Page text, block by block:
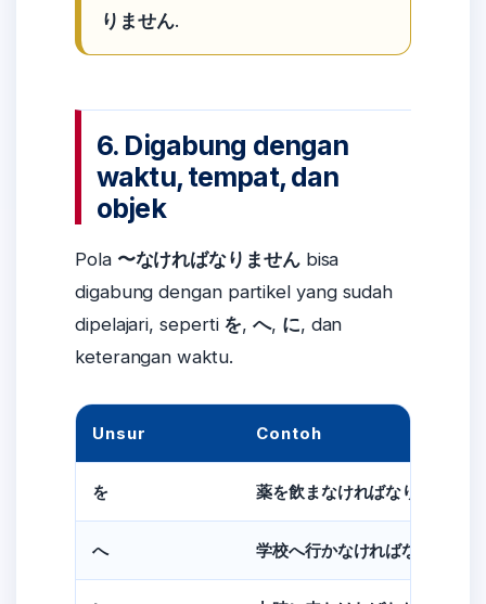
りません.
6. Digabung dengan
waktu, tempat, dan
objek
Pola 〜なければなりませんbisa
digabung dengan partikel yang sudah
dipelajari, seperti を,へ, に, dan
keterangan waktu.
Unsur Contoh
を 薬を飲まなければなりません。
へ 学校へ行かなければなりません